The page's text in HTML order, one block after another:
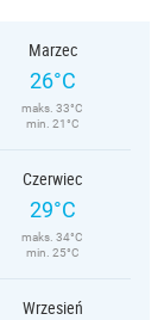
Marzec
26°C
maks. 33°C
min. 21°C
Czerwiec
29°C
maks. 34°C
min. 25°C
Wrzesień